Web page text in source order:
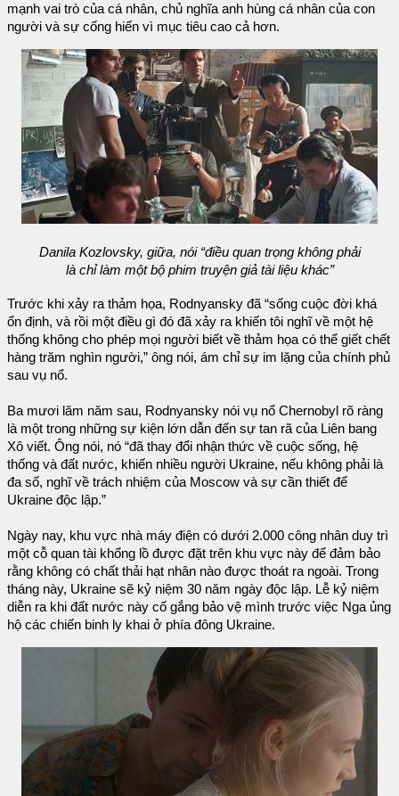
mạnh vai trò của cá nhân, chủ nghĩa anh hùng cá nhân của con
người và sự cống hiến vì mục tiêu cao cả hơn.
Danila Kozlovsky, giữa, nói “điều quan trọng không phải
là chỉ làm một bộ phim truyện giả tài liệu khác”
Trước khi xảy ra thảm họa, Rodnyansky đã “sống cuộc đời khá
ổn định, và rồi một điều gì đó đã xảy ra khiến tôi nghĩ về một hệ
thống không cho phép mọi người biết về thảm họa có thể giết chết
hàng trăm nghìn người,” ông nói, ám chỉ sự im lặng của chính phủ
sau vụ nổ.
Ba mươi lăm năm sau, Rodnyansky nói vụ nổ Chernobyl rõ ràng
là một trong những sự kiện lớn dẫn đến sự tan rã của Liên bang
Xô viết. Ông nói, nó “đã thay đổi nhận thức về cuộc sống, hệ
thống và đất nước, khiến nhiều người Ukraine, nếu không phải là
đa số, nghĩ về trách nhiệm của Moscow và sự cần thiết để
Ukraine độc lập.”
Ngày nay, khu vực nhà máy điện có dưới 2.000 công nhân duy trì
một cỗ quan tài khổng lồ được đặt trên khu vực này để đảm bảo
rằng không có chất thải hạt nhân nào được thoát ra ngoài. Trong
tháng này, Ukraine sẽ kỷ niệm 30 năm ngày độc lập. Lễ kỷ niệm
diễn ra khi đất nước này cố gắng bảo vệ mình trước việc Nga ủng
hộ các chiến binh ly khai ở phía đông Ukraine.